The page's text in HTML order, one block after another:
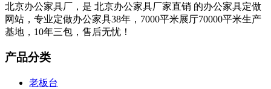
北京办公家具厂，是 北京办公家具厂家直销 的办公家具定做
网站，专业定做办公家具38年，7000平米展厅70000平米生产
基地，10年三包，售后无忧！
产品分类
老板台